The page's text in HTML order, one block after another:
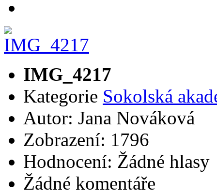
IMG_4217
Kategorie Sokolská
Autor: Jana Nováková
Zobrazení: 1796
Hodnocení: Žádné hlasy
Žádné komentáře